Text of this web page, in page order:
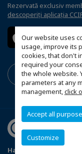
Our website uses
usage, improve its
cookies, that don't
required your
the whole website.
parameters at any
management,click
Accept all
Customize
Rezervată exclusiv
descoperiți aplicația
Harta site-ului